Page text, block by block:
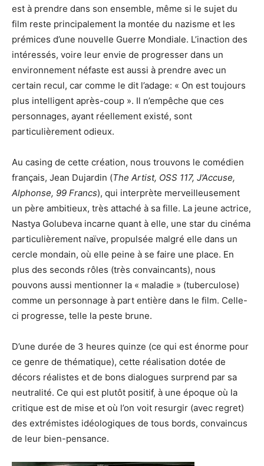
est à prendre dans son ensemble, même si le sujet du
film reste principalement la montée du nazisme et les
prémices d’une nouvelle Guerre Mondiale. L’inaction des
intéressés, voire leur envie de progresser dans un
environnement néfaste est aussi à prendre avec un
certain recul, car comme le dit l’adage: « On est toujours
plus intelligent après-coup ». Il n’empêche que ces
personnages, ayant réellement existé, sont
particulièrement odieux.
Au casing de cette création, nous trouvons le comédien
français, Jean Dujardin (The Artist, OSS 117, J’Accuse,
Alphonse, 99 Francs), qui interprète merveilleusement
un père ambitieux, très attaché à sa fille. La jeune actrice,
Nastya Golubeva incarne quant à elle, une star du cinéma
particulièrement naïve, propulsée malgré elle dans un
cercle mondain, où elle peine à se faire une place. En
plus des seconds rôles (très convaincants), nous
pouvons aussi mentionner la « maladie » (tuberculose)
comme un personnage à part entière dans le film. Celle-
ci progresse, telle la peste brune.
D’une durée de 3 heures quinze (ce qui est énorme pour
ce genre de thématique), cette réalisation dotée de
décors réalistes et de bons dialogues surprend par sa
neutralité. Ce qui est plutôt positif, à une époque où la
critique est de mise et où l’on voit resurgir (avec regret)
des extrémistes idéologiques de tous bords, convaincus
de leur bien-pensance.